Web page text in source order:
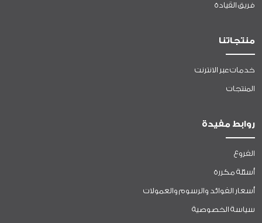
فريق القيادة
منتجاتنا
خدمات عبر الانترنت
المنتجات
روابط مفيدة
الفروع
أسئلة مكررة
أسعار الفوائد والرسوم والعمولات
سياسة الخصوصية